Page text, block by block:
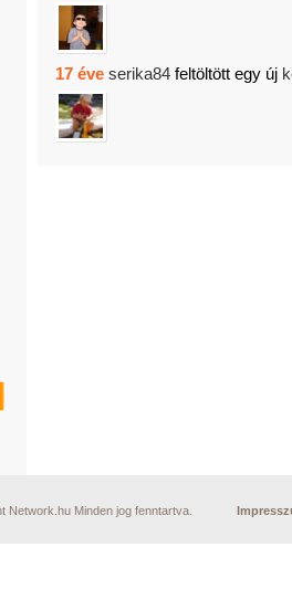
17 éve serika84 feltöltött egy új
Network.hu Minden jog fenntartva.